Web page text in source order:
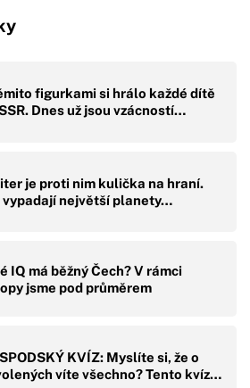
figurkami si hrálo každé dítě
Dnes už jsou vzácností…
je proti nim kulička na hraní.
vypadají největší planety…
IQ má běžný Čech? V rámci
jsme pod průměrem
KVÍZ: Myslíte si, že o
víte všechno? Tento kvíz…